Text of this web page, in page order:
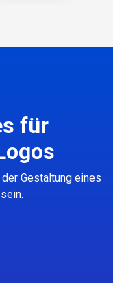
für
Gestaltung eines